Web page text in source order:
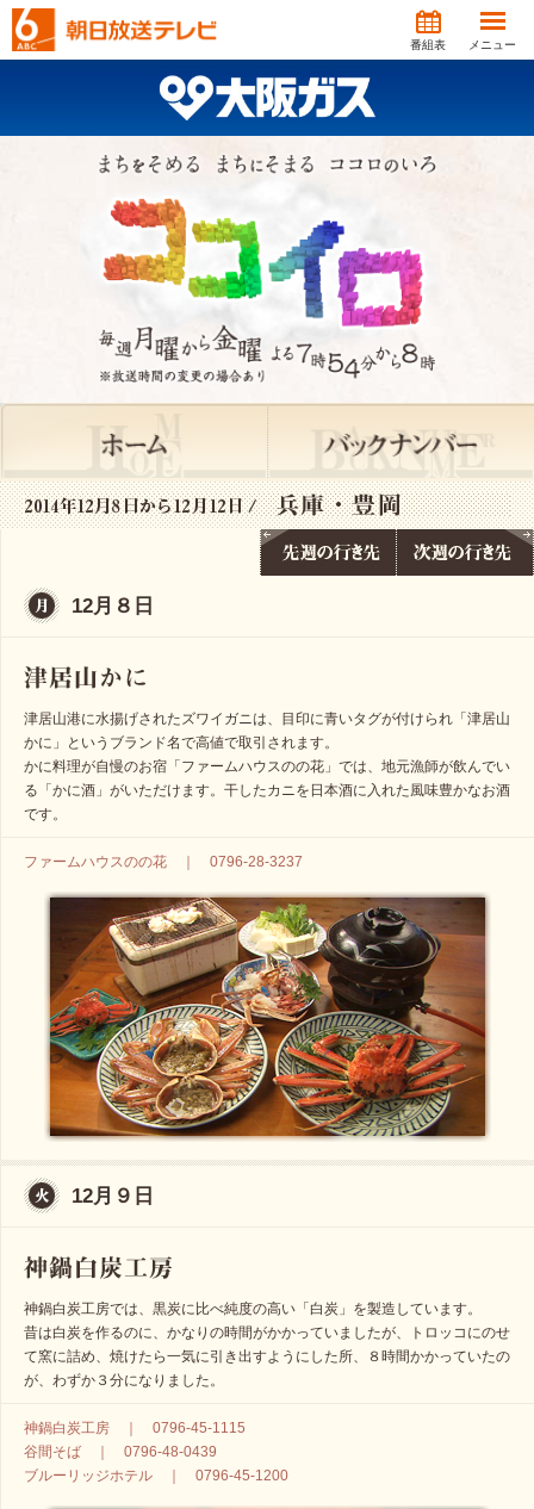
番組表 メニュー
12月８日
津居山港に水揚げされたズワイガニは、目印に青いタグが付けられ「津居山
かに」というブランド名で高値で取引されます。
かに料理が自慢のお宿「ファームハウスのの花」では、地元漁師が飲んでい
る「かに酒」がいただけます。干したカニを日本酒に入れた風味豊かなお酒
です。
ファームハウスのの花 ｜ 0796-28-3237
12月９日
神鍋白炭工房では、黒炭に比べ純度の高い「白炭」を製造しています。
昔は白炭を作るのに、かなりの時間がかかっていましたが、トロッコにのせ
て窯に詰め、焼けたら一気に引き出すようにした所、８時間かかっていたの
が、わずか３分になりました。
神鍋白炭工房 ｜ 0796-45-1115
谷間そば ｜ 0796-48-0439
ブルーリッジホテル ｜ 0796-45-1200